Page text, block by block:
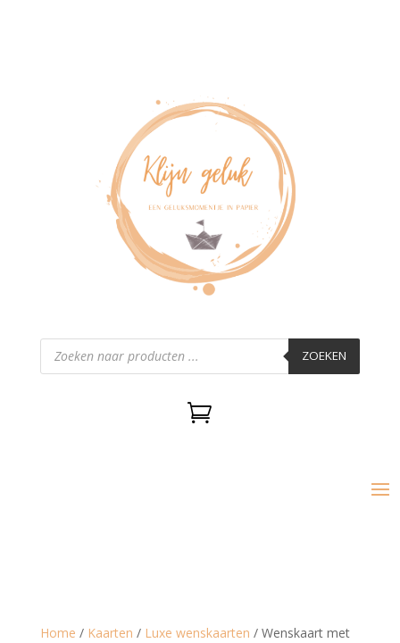
Producten
zoeken ZOEKEN

Home / Kaarten / Luxe wenskaarten / Wenskaart met